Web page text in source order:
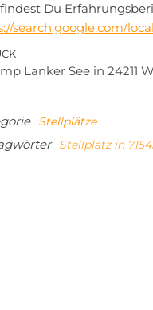
Du
search.google.com/
Lanker See in 24211
Stellplätze
Stellplatz in